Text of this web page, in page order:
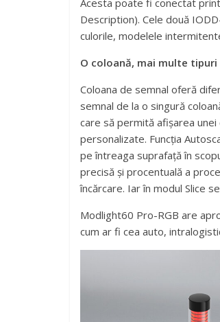
Acesta poate fi conectat
Description). Cele două
culorile, modelele
O coloană, mai multe tipuri
Coloana de semnal oferă
semnal de la o singură
care să permită afișarea
personalizate. Funcția
pe întreaga suprafață în
precisă și procentuală a
încărcare. Iar în modul Slice
Modlight60 Pro-RGB are
cum ar fi cea auto,